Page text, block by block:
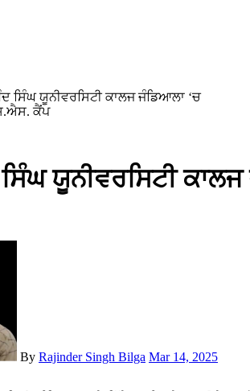
ਸਿੰਘ ਯੂਨੀਵਰਸਿਟੀ ਕਾਲਜ ਜੰਡਿਆਲਾ ‘ਚ
ਕੈਂਪ
ਯੂਨੀਵਰਸਿਟੀ
By Rajinder Singh Bilga Mar 14, 2025